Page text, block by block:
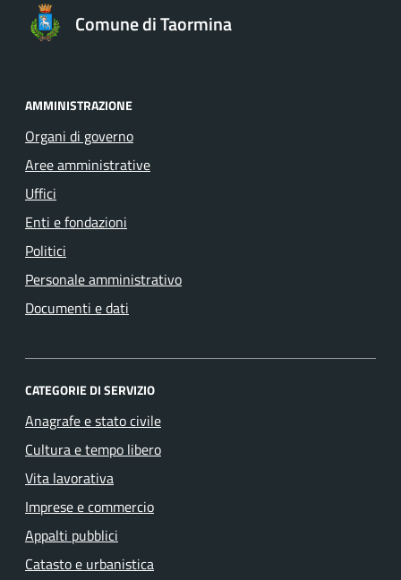
Comune di Taormina
AMMINISTRAZIONE
Organi di governo
Aree amministrative
Uffici
Enti e fondazioni
Politici
Personale amministrativo
Documenti e dati
CATEGORIE DI SERVIZIO
Anagrafe e stato civile
Cultura e tempo libero
Vita lavorativa
Imprese e commercio
Appalti pubblici
Catasto e urbanistica